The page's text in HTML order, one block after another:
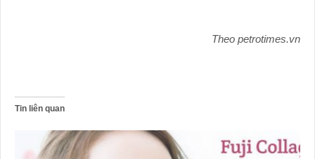
Theo petrotimes.vn
Tin liên quan